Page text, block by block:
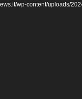
wp-content/uploads/